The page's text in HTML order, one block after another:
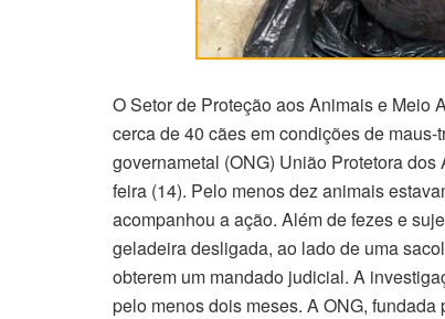
O Setor de Proteção aos Animais e Meio
cerca de 40 cães em condições de
governametal (ONG) União Protetora
feira (14). Pelo menos dez animais
acompanhou a ação. Além de fezes e
geladeira desligada, ao lado de uma
obterem um mandado judicial. A
pelo menos dois meses. A ONG,